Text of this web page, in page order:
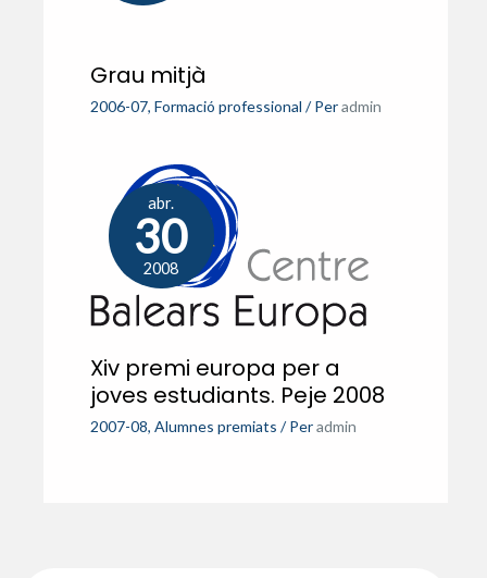
Grau mitjà
2006-07, Formació professional / Per admin
abr.
30
2008
Xiv premi europa per a
joves estudiants. Peje 2008
2007-08, Alumnes premiats / Per admin